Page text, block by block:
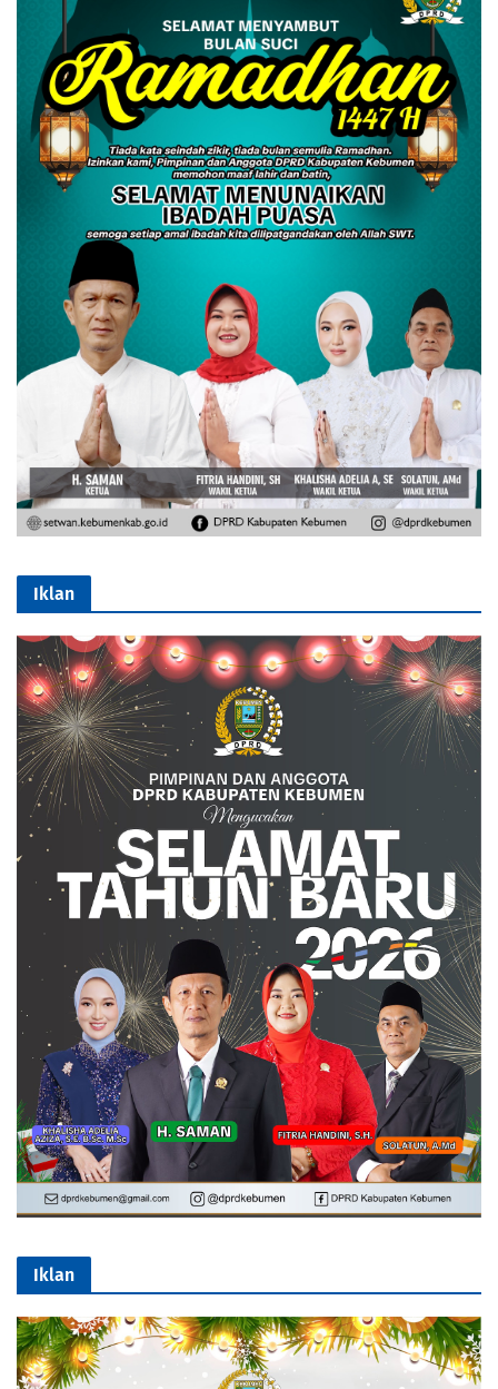
Iklan
Iklan